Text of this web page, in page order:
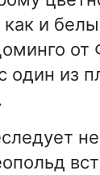
и
один из